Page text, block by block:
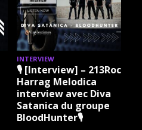
INTERVIEW
🎙 [Interview] – 213Rock
Harrag Melodica
interview avec Diva
Satanica du groupe
BloodHunter🎙